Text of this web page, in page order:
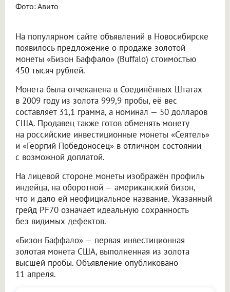
Фото: Авито
На популярном сайте объявлений в Новосибирске
появилось предложение о продаже золотой
монеты «Бизон Баффало» (Buffalo) стоимостью
450 тысяч рублей.
Монета была отчеканена в Соединённых Штатах
в 2009 году из золота 999,9 пробы, её вес
составляет 31,1 грамма, а номинал — 50 долларов
США. Продавец также готов обменять монету
на российские инвестиционные монеты «Сеятель»
и «Георгий Победоносец» в отличном состоянии
с возможной доплатой.
На лицевой стороне монеты изображён профиль
индейца, на оборотной — американский бизон,
что и дало ей неофициальное название. Указанный
грейд PF70 означает идеальную сохранность
без видимых дефектов.
«Бизон Баффало» — первая инвестиционная
золотая монета США, выполненная из золота
высшей пробы. Объявление опубликовано
11 апреля.